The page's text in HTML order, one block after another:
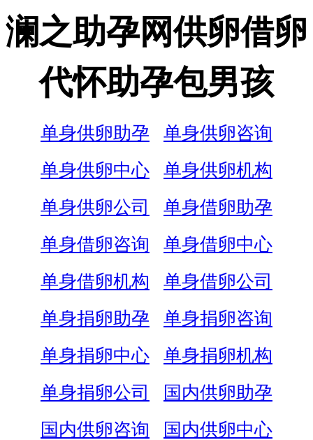
澜之助孕网供卵借卵
代怀助孕包男孩
单身供卵助孕
单身供卵咨询
单身供卵中心
单身供卵机构
单身供卵公司
单身借卵助孕
单身借卵咨询
单身借卵中心
单身借卵机构
单身借卵公司
单身捐卵助孕
单身捐卵咨询
单身捐卵中心
单身捐卵机构
单身捐卵公司
国内供卵助孕
国内供卵咨询
国内供卵中心